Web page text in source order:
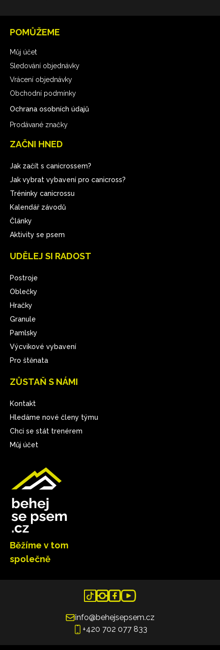
Běžíme v tom
společně
POMŮŽEME
Můj účet
Sledování objednávky
Vrácení objednávky
Obchodní podmínky
Ochrana osobních údajů
Prodávané značky
ZAČNI HNED
Jak začít s canicrossem?
Jak vybrat vybavení pro canicross?
Tréninky canicrossu
Kalendář závodů
Články
Aktivity se psem
UDĚLEJ SI RADOST
Postroje
Oblečky
Hračky
Granule
Pamlsky
Výcvikové vybavení
Pro štěnata
ZŮSTAŇ S NÁMI
Kontakt
Hledáme nové členy týmu
Chci se stát trenérem
Můj účet
info@behejsepsem.cz
+420 702 077 833